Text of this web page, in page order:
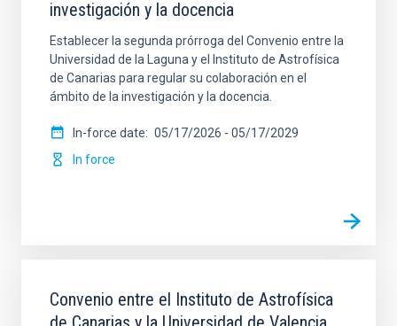
investigación y la docencia
Establecer la segunda prórroga del Convenio entre la
Universidad de la Laguna y el Instituto de Astrofísica
de Canarias para regular su colaboración en el
ámbito de la investigación y la docencia.
In-force date 05/17/2026 - 05/17/2029
In force
Convenio entre el Instituto de Astrofísica